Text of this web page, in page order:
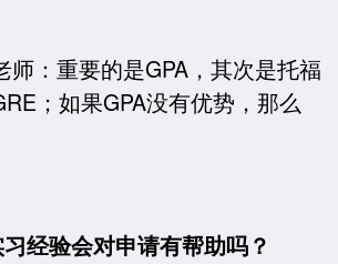
师：重要的是GPA，其次是托福
；如果GPA没有优势，那么
经验会对申请有帮助吗？